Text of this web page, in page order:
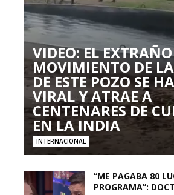
VIDEO: EL EXTRAÑO
MOVIMIENTO DE
DE ESTE POZO SE
VIRAL Y ATRAE A
CENTENARES DE
EN LA INDIA
INTERNACIONAL
“ME PAGABA 80
PROGRAMA”: